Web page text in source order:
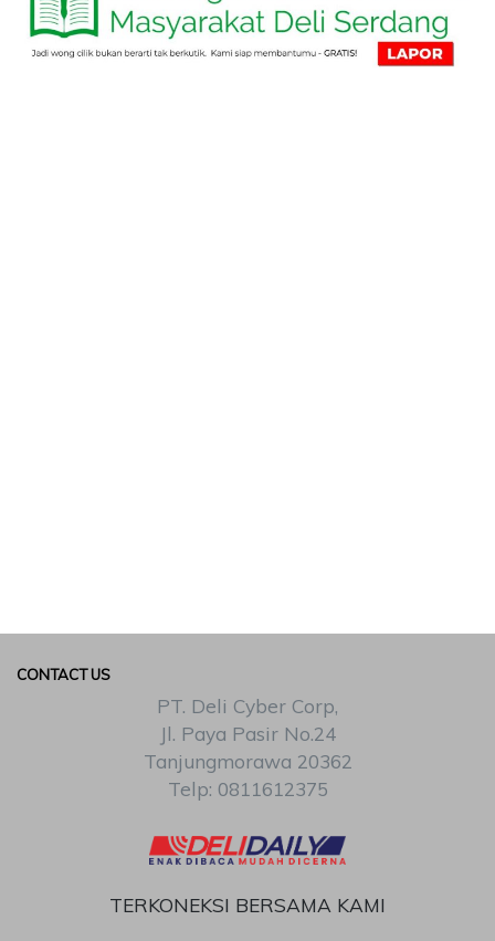
TERKONEKSI BERSAMA KAMI
CONTACT US
PT. Deli Cyber Corp,
Jl. Paya Pasir No.24
Tanjungmorawa 20362
Telp: 0811612375